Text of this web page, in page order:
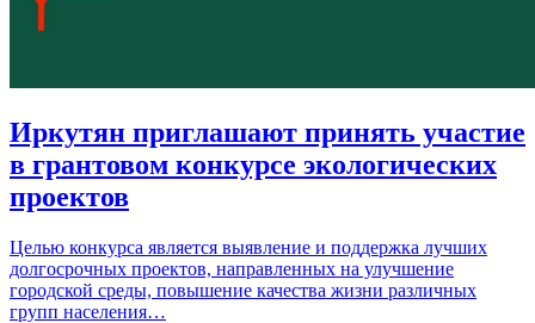
Иркутян приглашают принять участие
в грантовом конкурсе экологических
проектов
Целью конкурса является выявление и поддержка лучших
долгосрочных проектов, направленных на улучшение
городской среды, повышение качества жизни различных
групп населения…